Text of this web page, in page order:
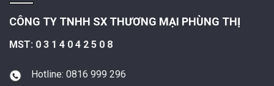
CÔNG TY TNHH SX THƯƠNG MẠI PHÙNG THỊ
MST: 0 3 1 4 0 4 2 5 0 8
Hotline: 0816 999 296